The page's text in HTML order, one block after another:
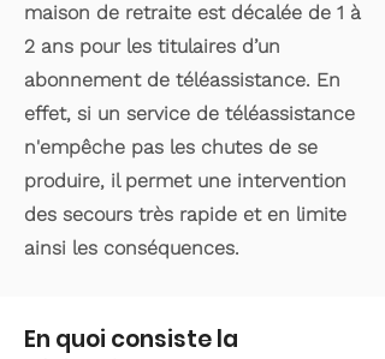
maison de retraite est décalée de 1 à
2 ans pour les titulaires d’un
abonnement de téléassistance. En
effet, si un service de téléassistance
n'empêche pas les chutes de se
produire, il permet une intervention
des secours très rapide et en limite
ainsi les conséquences.
En quoi consiste la